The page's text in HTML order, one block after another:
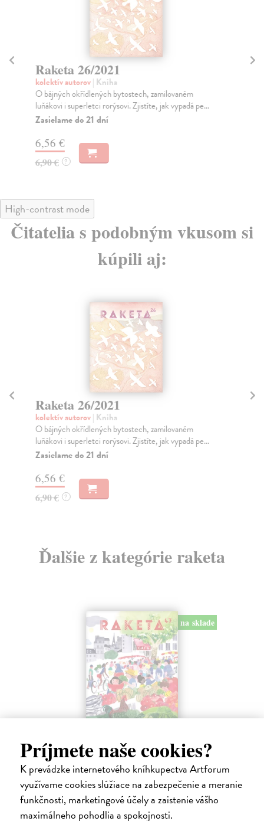
Príjmete naše cookies?
K prevádzke internetového kníhkupectva Artforum
využívame cookies slúžiace na zabezpečenie a meranie
funkčnosti, marketingové účely a zaistenie vášho
maximálneho pohodlia a spokojnosti.
Raketa 26/2021
kolektív autorov| Kniha
O bájných okřídlených bytostech, zamilovaném
luňákovi i superletci rorýsovi. Zjistíte, jak vypadá pe...
Zasielame do 21 dní
6,56 €
6,90 € ?
High-contrast mode
Čitatelia s podobným vkusom si
kúpili aj:
Raketa 26/2021
kolektív autorov| Kniha
O bájných okřídlených bytostech, zamilovaném
luňákovi i superletci rorýsovi. Zjistíte, jak vypadá pe...
Zasielame do 21 dní
6,56 €
6,90 € ?
Ďalšie z kategórie raketa
na sklade
kolektív autorov| Časopis
Téma: Francie. Kam se ve Francii vydat a co dobrého ochutnat.
Na sklade
6,56 €